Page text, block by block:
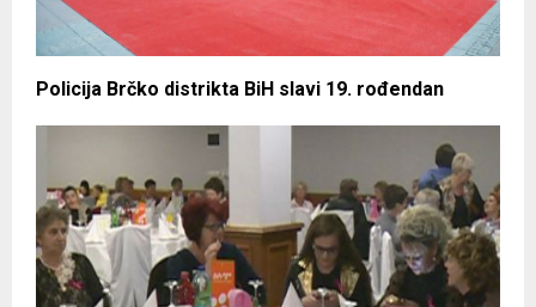
Policija Brčko distrikta BiH slavi 19. rođendan